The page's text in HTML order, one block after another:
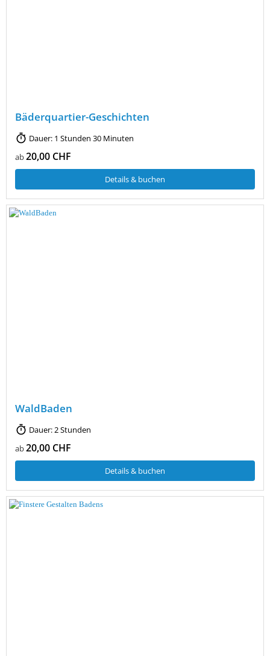
Bäderquartier-Geschichten
Dauer: 1 Stunden 30 Minuten
ab20,00 CHF
Details & buchen
WaldBaden
Dauer: 2 Stunden
ab20,00 CHF
Details & buchen